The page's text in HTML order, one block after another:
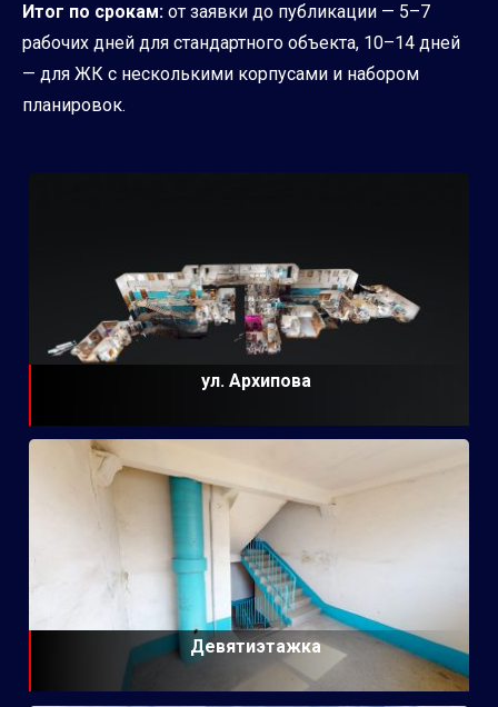
Итог по срокам: от заявки до публикации — 5–7
рабочих дней для стандартного объекта, 10–14 дней
— для ЖК с несколькими корпусами и набором
планировок.
ул. Архипова
Девятиэтажка